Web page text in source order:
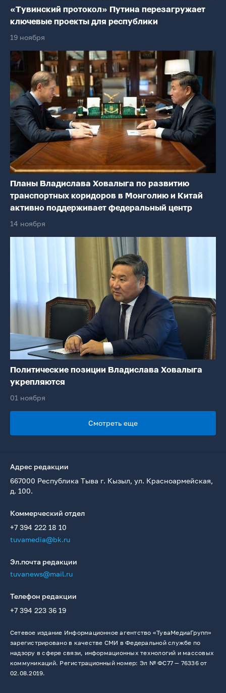
«Тувинский протокол» Путина перезагружает
ключевые проекты для республики
19 ноября
Планы Владислава Ховалыга по развитию
транспортных коридоров в Монголию и Китай
активно поддерживает федеральный центр
14 ноября
Политические позиции Владислава Ховалыга
укрепляются
01 ноября
Смотреть еще
Адрес редакции
667000 Республика Тыва г. Кызыл, ул. Красноармейская,
д. 100.
Коммерческий отдел
+7 394 222 18 10
tuvamedia@bk.ru
Эл.почта редакции
tuvanews@mail.ru
Телефон редакции
+7 394 223 36 19
Сетевое издание Информационное агентство «ТуваМедиаГрупп»
зарегистрировано в качестве СМИ в Федеральной службе по
надзору в сфере связи, информационных технологий и массовых
коммуникаций. Регистрационный номер: Эл № ФС77 — 76336 от
02.08.2019.